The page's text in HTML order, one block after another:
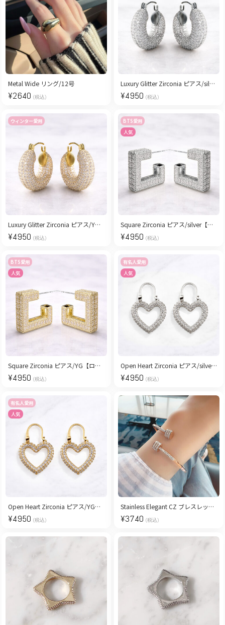
Metal Wide リング/12号
¥2640 (税込)
Luxury Glitter Zirconia ピアス/silver【ロジウムコーティング】
¥4950 (税込)
ウィンター愛用
Luxury Glitter Zirconia ピアス/YG【ロジウムコーティング】
¥4950 (税込)
BTS愛用
人気
Square Zirconia ピアス/silver【ロジウムコーティング】
¥4950 (税込)
BTS愛用
人気
Square Zirconia ピアス/YG【ロジウムコーティング】
¥4950 (税込)
有名人愛用
人気
Open Heart Zirconia ピアス/silver【ロジウムコーティング】
¥4950 (税込)
有名人愛用
人気
Open Heart Zirconia ピアス/YG【ロジウムコーティング】
¥4950 (税込)
Stainless Elegant CZ ブレスレット【金属アレルギー対応/ステンレス】
¥3740 (税込)